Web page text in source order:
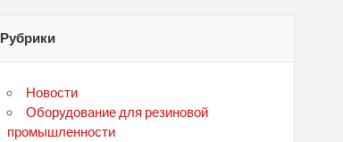
Рубрики
Новости
Оборудование для резиновой
промышленности